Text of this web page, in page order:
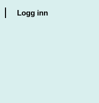
Logg inn